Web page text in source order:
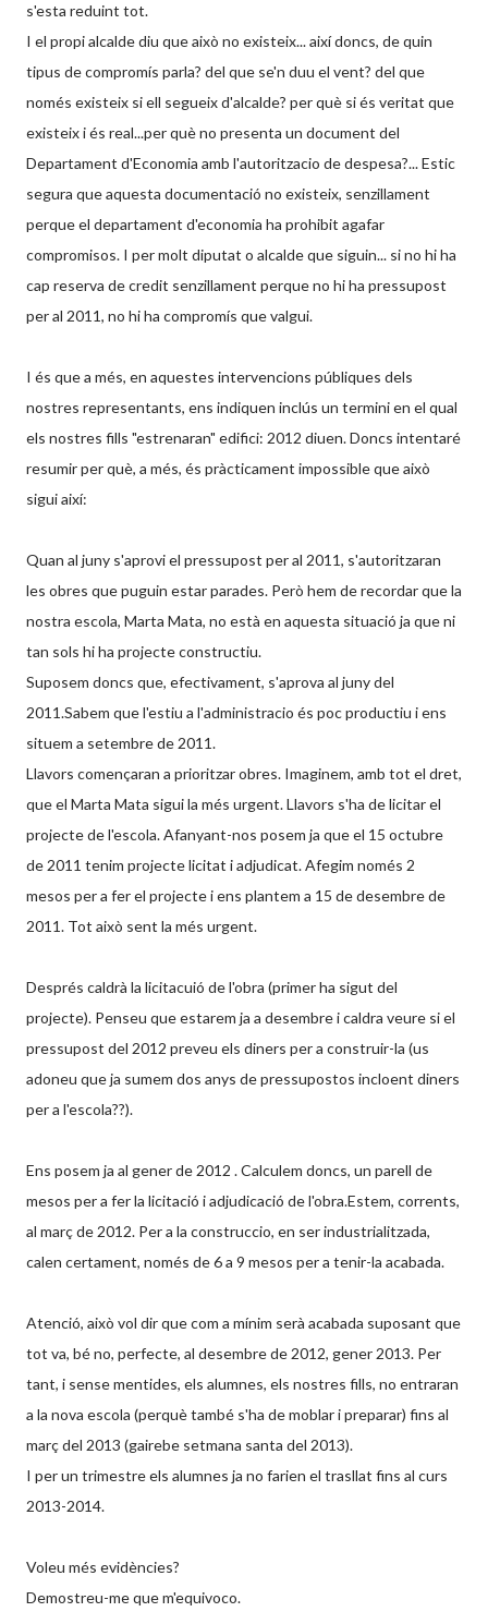
s'esta reduint tot.
I el propi alcalde diu que això no existeix... així doncs, de quin
tipus de compromís parla? del que se'n duu el vent? del que
només existeix si ell segueix d'alcalde? per què si és veritat que
existeix i és real...per què no presenta un document del
Departament d'Economia amb l'autoritzacio de despesa?... Estic
segura que aquesta documentació no existeix, senzillament
perque el departament d'economia ha prohibit agafar
compromisos. I per molt diputat o alcalde que siguin... si no hi ha
cap reserva de credit senzillament perque no hi ha pressupost
per al 2011, no hi ha compromís que valgui.
I és que a més, en aquestes intervencions públiques dels
nostres representants, ens indiquen inclús un termini en el qual
els nostres fills "estrenaran" edifici: 2012 diuen. Doncs intentaré
resumir per què, a més, és pràcticament impossible que això
sigui així:
Quan al juny s'aprovi el pressupost per al 2011, s'autoritzaran
les obres que puguin estar parades. Però hem de recordar que la
nostra escola, Marta Mata, no està en aquesta situació ja que ni
tan sols hi ha projecte constructiu.
Suposem doncs que, efectivament, s'aprova al juny del
2011.Sabem que l'estiu a l'administracio és poc productiu i ens
situem a setembre de 2011.
Llavors començaran a prioritzar obres. Imaginem, amb tot el dret,
que el Marta Mata sigui la més urgent. Llavors s'ha de licitar el
projecte de l'escola. Afanyant-nos posem ja que el 15 octubre
de 2011 tenim projecte licitat i adjudicat. Afegim només 2
mesos per a fer el projecte i ens plantem a 15 de desembre de
2011. Tot això sent la més urgent.
Després caldrà la licitacuió de l'obra (primer ha sigut del
projecte). Penseu que estarem ja a desembre i caldra veure si el
pressupost del 2012 preveu els diners per a construir-la (us
adoneu que ja sumem dos anys de pressupostos incloent diners
per a l'escola??).
Ens posem ja al gener de 2012 . Calculem doncs, un parell de
mesos per a fer la licitació i adjudicació de l'obra.Estem, corrents,
al març de 2012. Per a la construccio, en ser industrialitzada,
calen certament, només de 6 a 9 mesos per a tenir-la acabada.
Atenció, això vol dir que com a mínim serà acabada suposant que
tot va, bé no, perfecte, al desembre de 2012, gener 2013. Per
tant, i sense mentides, els alumnes, els nostres fills, no entraran
a la nova escola (perquè també s'ha de moblar i preparar) fins al
març del 2013 (gairebe setmana santa del 2013).
I per un trimestre els alumnes ja no farien el trasllat fins al curs
2013-2014.
Voleu més evidències?
Demostreu-me que m'equivoco.